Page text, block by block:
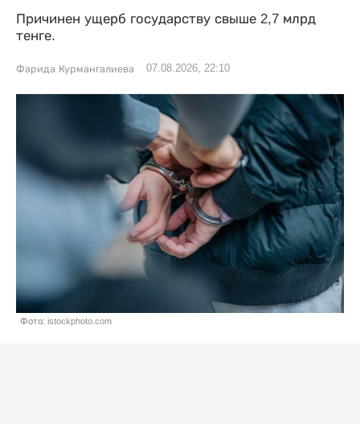
Причинен ущерб государству свыше 2,7 млрд
тенге.
Фарида Курмангалиева 07.08.2026, 22:10
Фото: istockphoto.com